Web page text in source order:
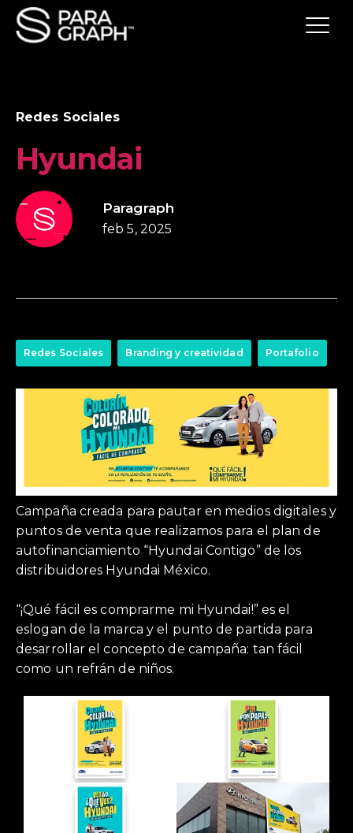
Redes Sociales
Hyundai
Paragraph
feb 5, 2025
Redes Sociales Branding y creatividad Portafolio
Campaña creada para pautar en medios digitales y
puntos de venta que realizamos para el plan de
autofinanciamiento “Hyundai Contigo” de los
distribuidores Hyundai México.
“¡Qué fácil es comprarme mi Hyundai!” es el
eslogan de la marca y el punto de partida para
desarrollar el concepto de campaña: tan fácil
como un refrán de niños.